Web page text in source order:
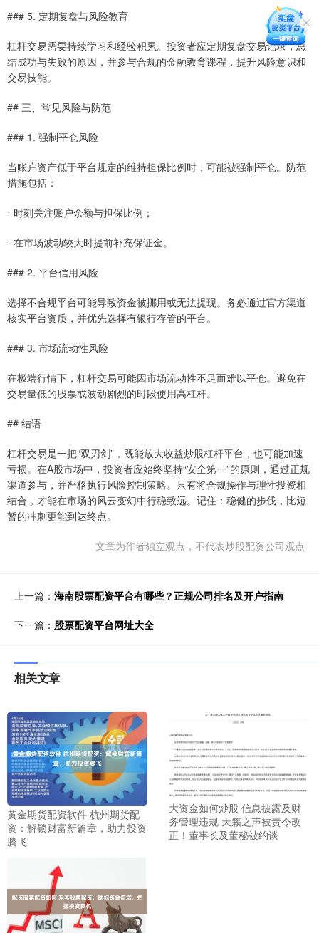
### 5. 定期复盘与风险教育
杠杆交易需要持续学习和经验积累。投资者应定期复盘交易记录，总
结成功与失败的原因，并参与合规的金融教育课程，提升风险意识和
交易技能。
## 三、常见风险与防范
### 1. 强制平仓风险
当账户资产低于平台规定的维持担保比例时，可能被强制平仓。防范
措施包括：
- 时刻关注账户余额与担保比例；
- 在市场波动较大时提前补充保证金。
### 2. 平台信用风险
选择不合规平台可能导致资金被挪用或无法提现。务必通过官方渠道
核实平台资质，并优先选择有银行存管的平台。
### 3. 市场流动性风险
在极端行情下，杠杆交易可能因市场流动性不足而难以平仓。避免在
交易量低的股票或波动剧烈的时段使用高杠杆。
## 结语
杠杆交易是一把“双刃剑”，既能放大收益炒股杠杆平台，也可能加速
亏损。在A股市场中，投资者应始终坚持“安全第一”的原则，通过正规
渠道参与，并严格执行风险控制策略。只有将合规操作与理性投资相
结合，才能在市场的风云变幻中行稳致远。记住：稳健的步伐，比短
暂的冲刺更能到达终点。
文章为作者独立观点，不代表炒股配资公司观点
上一篇： 海南股票配资平台有哪些？正规公司排名及开户指南
下一篇： 股票配资平台网址大全
相关文章
黄金期货配资软件 杭州期货配
资：解锁财富新篇章，助力投资
腾飞
大资金如何炒股 信息披露及财
务管理违规 天籁之声被责令改
正！董事长及董秘被约谈